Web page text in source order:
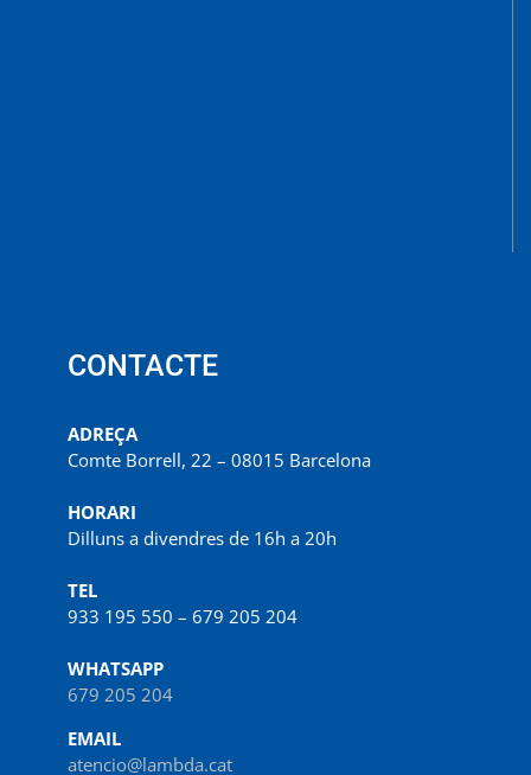
CONTACTE
ADREÇA
Comte Borrell, 22 – 08015 Barcelona
HORARI
Dilluns a divendres de 16h a 20h
TEL
933 195 550 – 679 205 204
WHATSAPP
679 205 204
EMAIL
atencio@lambda.cat